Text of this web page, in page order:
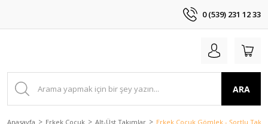
0 (539) 231 12 33
ARA
Anasayfa Erkek Çocuk Alt-Üst Takımlar Erkek Çocuk Gömlek - Şortlu